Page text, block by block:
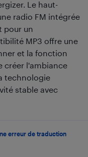
Le haut-
radio FM intégrée
pour un
MP3 offre une
et la fonction
créer l'ambiance
technologie
stable avec
erreur de traduction